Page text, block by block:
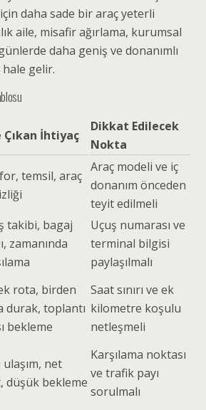
daha sade bir araç yeterli
aile, misafir ağırlama, kurumsal
daha geniş ve donanımlı
hale gelir.
Çıkan İhtiyaç
Dikkat Edilecek
Nokta
temsil, araç
Araç modeli ve iç
donanım önceden
teyit edilmeli
takibi, bagaj
zamanında
Uçuş numarası ve
terminal bilgisi
paylaşılmalı
rota, birden
durak, toplantı
bekleme
Saat sınırı ve ek
kilometre koşulu
netleşmeli
ulaşım, net
düşük bekleme
Karşılama noktası
ve trafik payı
sorulmalı